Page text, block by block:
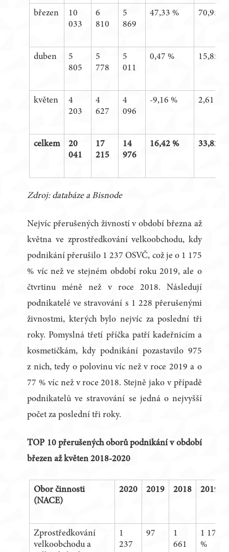
březen
10
033
6
810
5
869
47,33 % 70,95 %
duben
5
805
5
778
5
011
0,47 % 15,85 %
květen
4
203
4
627
4
096
-9,16 % 2,61 %
celkem
20
041
17
215
14
976
16,42 % 33,82 %
Zdroj: databáze a Bisnode
Nejvíc přerušených živností v období března až
května ve zprostředkování velkoobchodu, kdy
podnikání přerušilo 1 237 OSVČ, což je o 1 175
% víc než ve stejném období roku 2019, ale o
čtvrtinu méně než v roce 2018. Následují
podnikatelé ve stravování s 1 228 přerušenými
živnostmi, kterých bylo nejvíc za poslední tři
roky. Pomyslná třetí příčka patří kadeřnicím a
kosmetičkám, kdy podnikání pozastavilo 975
z nich, tedy o polovinu víc než v roce 2019 a o
77 % víc než v roce 2018. Stejně jako v případě
podnikatelů ve stravování se jedná o nejvyšší
počet za poslední tři roky.
TOP 10 přerušených oborů podnikání v období
březen až květen 2018-2020
Obor činnosti
(NACE)
2020 2019 2018 2019/
Zprostředkování
velkoobchodu a
1
237
97
1
661
1
%